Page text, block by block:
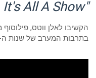
הקשיבו לאלן ווטס,
בתרבות המערב של שנות ה-50-60.